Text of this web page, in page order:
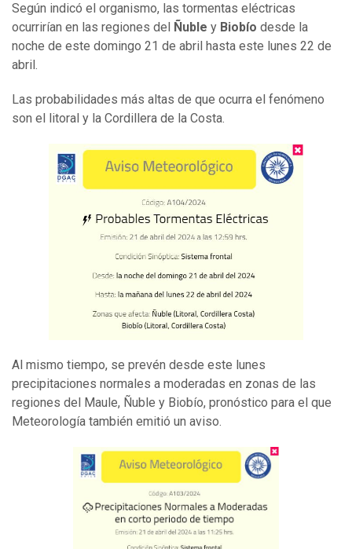
Según indicó el organismo, las tormentas eléctricas
ocurrirían en las regiones del
Ñuble y Biobío desde la
noche de este domingo 21 de abril hasta este lunes 22 de
abril.
Las probabilidades más altas de que ocurra el fenómeno
son el litoral y la Cordillera de la Costa.
Al mismo tiempo, se prevén desde este lunes
precipitaciones normales a moderadas en zonas de las
regiones del Maule, Ñuble y Biobío, pronóstico para el que
Meteorología también emitió un aviso.